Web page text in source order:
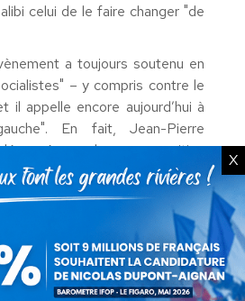
celui de le faire changer "de
a toujours soutenu en
– y compris contre le
il appelle encore aujourd’hui à
En fait, Jean-Pierre
par la recomposition
et il semble toujours prisonnier
droite obsolète à l’heure de la
pour preuve la campagne du
Constitutionnel Européen, le
d’aide financière aux
à la Grèce) de ces derniers
X